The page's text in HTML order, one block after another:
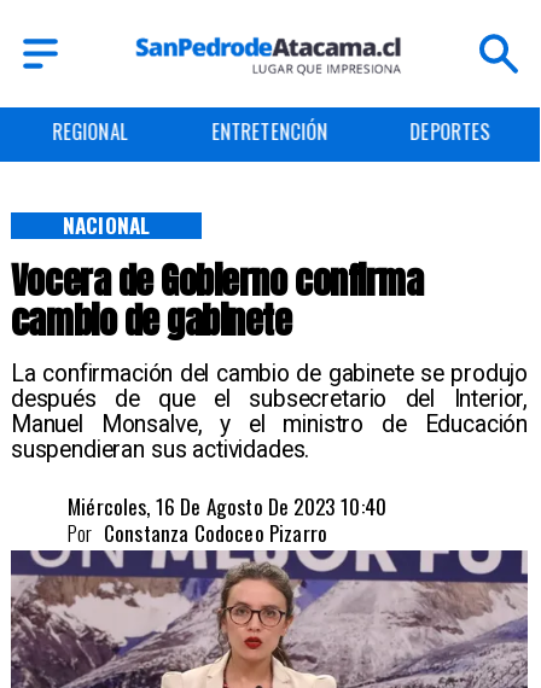
REGIONAL ENTRETENCIÓN DEPORTES
Vocera de Gobierno confirma
cambio de gabinete
La confirmación del cambio de gabinete se produjo
después de que el subsecretario del Interior,
Manuel Monsalve, y el ministro de Educación
suspendieran sus actividades.
NACIONAL
Miércoles, 16 De Agosto De 2023 10:40
Constanza Codoceo Pizarro
Por